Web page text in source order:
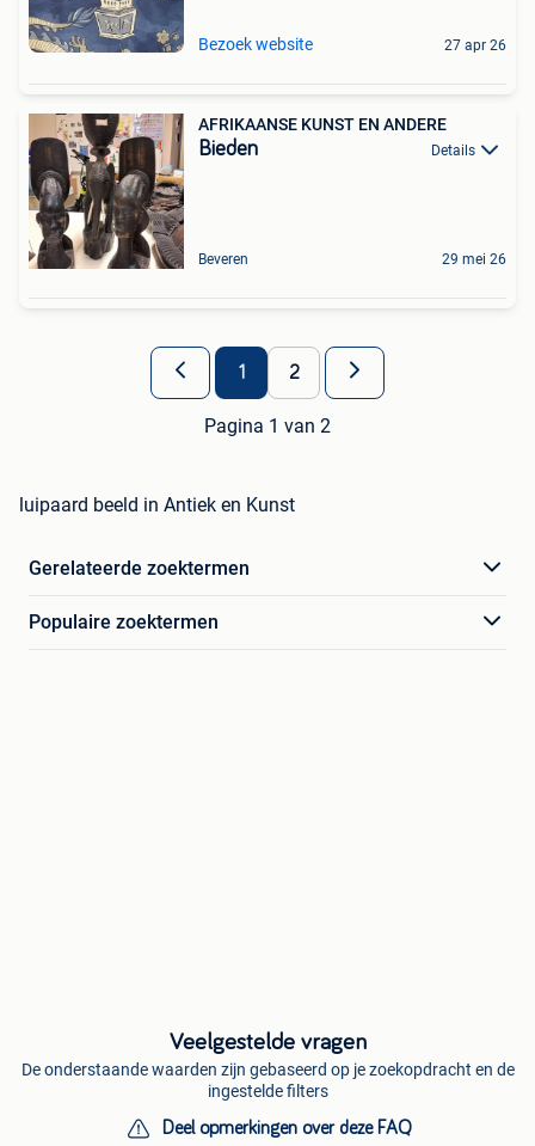
Bezoek website 27 apr 26
AFRIKAANSE KUNST EN ANDERE
Bieden Details
Beveren 29 mei 26
1 2
Pagina 1 van 2
luipaard beeld in Antiek en Kunst
Gerelateerde zoektermen
Populaire zoektermen
Veelgestelde vragen
De onderstaande waarden zijn gebaseerd op je zoekopdracht en de
ingestelde filters
Deel opmerkingen over deze FAQ